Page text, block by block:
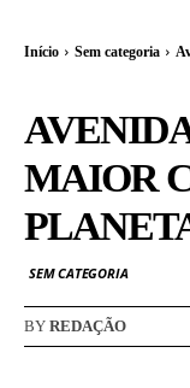
Início Sem categoria
MAIOR
SEM CATEGORIA
BY REDAÇÃO